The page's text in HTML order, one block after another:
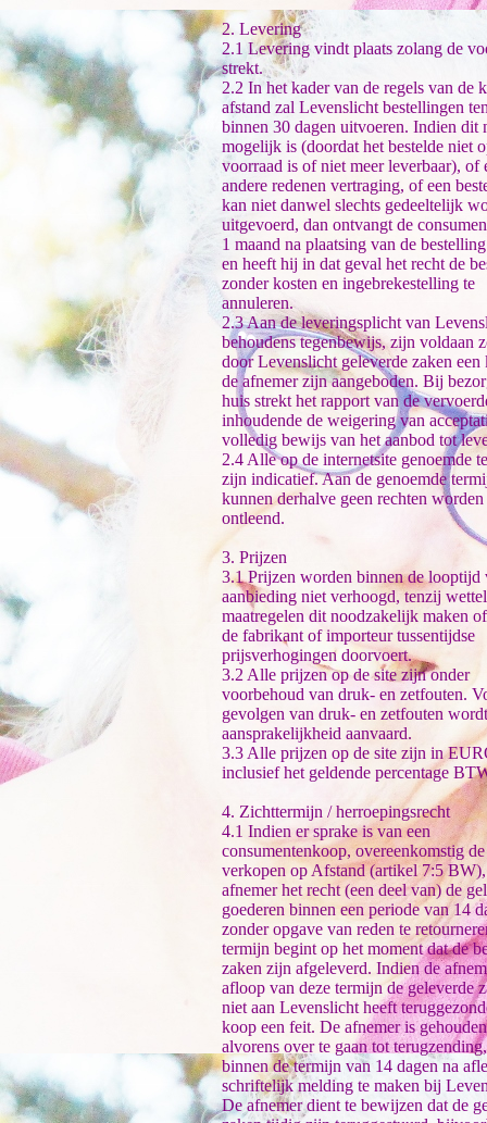
2. Levering
2.1 Levering vindt plaats zolang de
strekt.
2.2 In het kader van de regels van de
afstand zal Levenslicht bestellingen
binnen 30 dagen uitvoeren. Indien dit
mogelijk is (doordat het bestelde niet
voorraad is of niet meer leverbaar), of
andere redenen vertraging, of een
kan niet danwel slechts gedeeltelijk
uitgevoerd, dan ontvangt de
1 maand na plaatsing van de
en heeft hij in dat geval het recht de
zonder kosten en ingebrekestelling te
annuleren.
2.3 Aan de leveringsplicht van
behoudens tegenbewijs, zijn voldaan
door Levenslicht geleverde zaken een
de afnemer zijn aangeboden. Bij
huis strekt het rapport van de
inhoudende de weigering van
volledig bewijs van het aanbod tot
2.4 Alle op de internetsite genoemde
zijn indicatief. Aan de genoemde
kunnen derhalve geen rechten worden
ontleend.
3. Prijzen
3.1 Prijzen worden binnen de looptijd
aanbieding niet verhoogd, tenzij
maatregelen dit noodzakelijk maken
de fabrikant of importeur tussentijdse
prijsverhogingen doorvoert.
3.2 Alle prijzen op de site zijn onder
voorbehoud van druk- en zetfouten.
gevolgen van druk- en zetfouten
aansprakelijkheid aanvaard.
3.3 Alle prijzen op de site zijn in
inclusief het geldende percentage
4. Zichttermijn / herroepingsrecht
4.1 Indien er sprake is van een
consumentenkoop, overeenkomstig
verkopen op Afstand (artikel 7:5
afnemer het recht (een deel van) de
goederen binnen een periode van 14
zonder opgave van reden te
termijn begint op het moment dat de
zaken zijn afgeleverd. Indien de
afloop van deze termijn de geleverde
niet aan Levenslicht heeft
koop een feit. De afnemer is
alvorens over te gaan tot
binnen de termijn van 14 dagen na
schriftelijk melding te maken bij
De afnemer dient te bewijzen dat de